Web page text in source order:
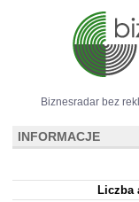
Biznesradar bez
INFORMACJE
Liczba